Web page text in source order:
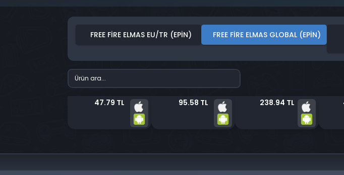
FREE FIRE ELMAS EU/TR (EPIN) FREE FIRE ELMAS GLOBAL (EPIN)
47.79 TL 95.58 TL 238.94 TL